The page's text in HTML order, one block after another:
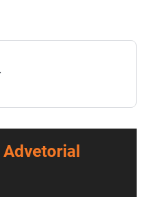
Advetorial